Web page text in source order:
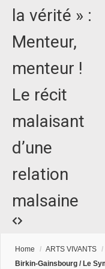
la vérité » :
Menteur,
menteur !
Le récit
malaisant
d’une
relation
malsaine
Home / ARTS VIVANTS /
Birkin-Gainsbourg / Le